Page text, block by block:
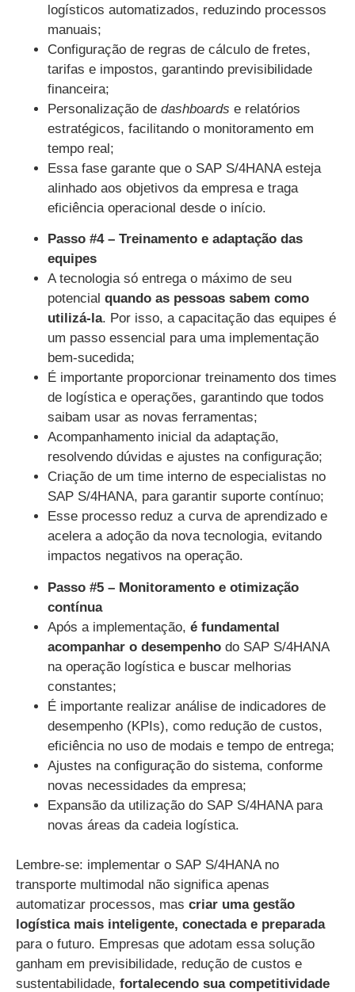
logísticos automatizados, reduzindo processos
manuais;
Configuração de regras de cálculo de fretes,
tarifas e impostos, garantindo previsibilidade
financeira;
Personalização de dashboards e relatórios
estratégicos, facilitando o monitoramento em
tempo real;
Essa fase garante que o SAP S/4HANA esteja
alinhado aos objetivos da empresa e traga
eficiência operacional desde o início.
Passo #4 – Treinamento e adaptação das
equipes
A tecnologia só entrega o máximo de seu
potencial quando as pessoas sabem como
utilizá-la. Por isso, a capacitação das equipes é
um passo essencial para uma implementação
bem-sucedida;
É importante proporcionar treinamento dos times
de logística e operações, garantindo que todos
saibam usar as novas ferramentas;
Acompanhamento inicial da adaptação,
resolvendo dúvidas e ajustes na configuração;
Criação de um time interno de especialistas no
SAP S/4HANA, para garantir suporte contínuo;
Esse processo reduz a curva de aprendizado e
acelera a adoção da nova tecnologia, evitando
impactos negativos na operação.
Passo #5 – Monitoramento e otimização
contínua
Após a implementação, é fundamental
acompanhar o desempenho do SAP S/4HANA
na operação logística e buscar melhorias
constantes;
É importante realizar análise de indicadores de
desempenho (KPIs), como redução de custos,
eficiência no uso de modais e tempo de entrega;
Ajustes na configuração do sistema, conforme
novas necessidades da empresa;
Expansão da utilização do SAP S/4HANA para
novas áreas da cadeia logística.
Lembre-se: implementar o SAP S/4HANA no
transporte multimodal não significa apenas
automatizar processos, mas criar uma gestão
logística mais inteligente, conectada e preparada
para o futuro. Empresas que adotam essa solução
ganham em previsibilidade, redução de custos e
sustentabilidade, fortalecendo sua competitividade